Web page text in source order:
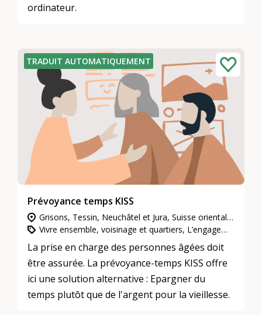
ordinateur.
TRADUIT AUTOMATIQUEMENT
Prévoyance temps KISS
Grisons, Tessin, Neuchâtel et Jura, Suisse orientale, Vaud et Fribourg, Valais, Suisse centrale, Berne et Soleure, Zurich, Genève, Suisse du Nord-Ouest
Vivre ensemble, voisinage et quartiers, L’engagement d’utilité publique
La prise en charge des personnes âgées doit
être assurée. La prévoyance-temps KISS offre
ici une solution alternative : Epargner du
temps plutôt que de l'argent pour la vieillesse.